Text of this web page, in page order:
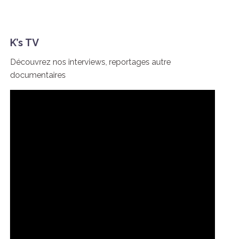
K’s TV
Découvrez nos interviews, reportages autre
documentaires